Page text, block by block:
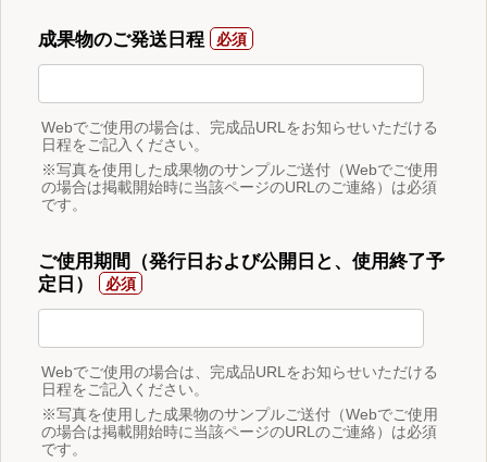
成果物のご発送日程
Webでご使用の場合は、完成品URLをお知らせいただける
日程をご記入ください。
※写真を使用した成果物のサンプルご送付（Webでご使用
の場合は掲載開始時に当該ページのURLのご連絡）は必須
です。
ご使用期間（発行日および公開日と、使用終了予
定日）
Webでご使用の場合は、完成品URLをお知らせいただける
日程をご記入ください。
※写真を使用した成果物のサンプルご送付（Webでご使用
の場合は掲載開始時に当該ページのURLのご連絡）は必須
です。